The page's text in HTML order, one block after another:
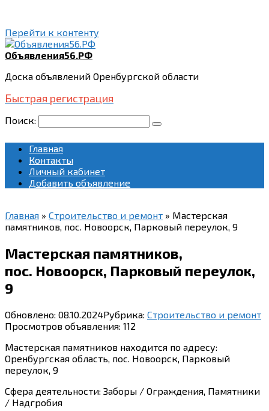
Перейти к контенту
Объявления56.РФ
Доска объявлений Оренбургской области
Быстрая регистрация
Поиск:
Главная
Контакты
Личный кабинет
Добавить объявление
Главная » Строительство и ремонт » Мастерская
памятников, пос. Новоорск, Парковый переулок, 9
Мастерская памятников,
пос. Новоорск, Парковый переулок,
9
Обновлено: 08.10.2024Рубрика: Строительство и ремонт
Просмотров объявления: 112
Мастерская памятников находится по адресу:
Оренбургская область, пос. Новоорск, Парковый
переулок, 9
Сфера деятельности: Заборы / Ограждения, Памятники
/ Надгробия